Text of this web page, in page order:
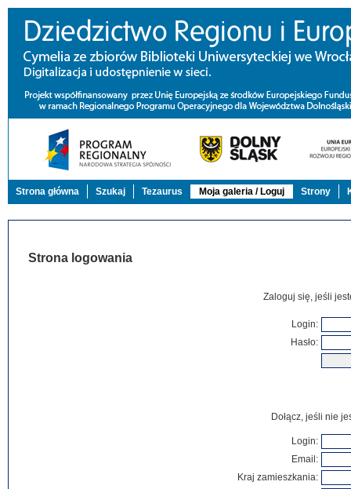
Strona główna Szukaj Tezaurus Moja galeria / Loguj Strony
Strona logowania
Zaloguj się, jeśli
Login:
Hasło:
Dołącz, jeśli nie
Login:
Email:
Kraj zamieszkania: